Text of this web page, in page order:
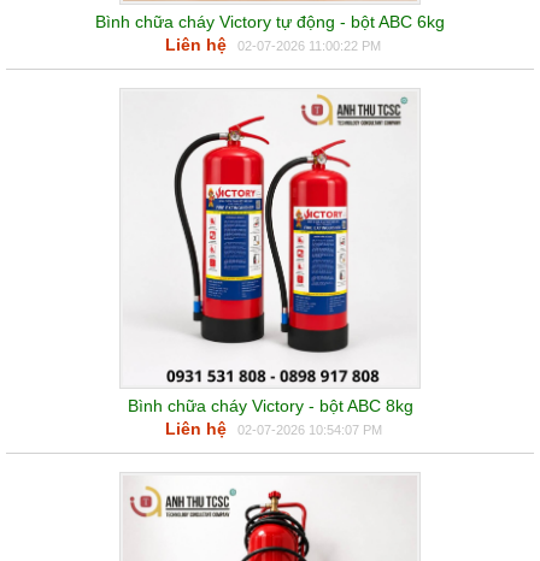
Bình chữa cháy Victory tự động - bột ABC 6kg
Liên hệ
02-07-2026 11:00:22 PM
Bình chữa cháy Victory - bột ABC 8kg
Liên hệ
02-07-2026 10:54:07 PM